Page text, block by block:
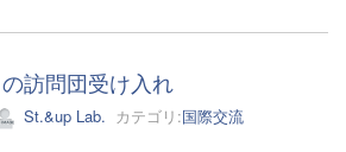
訪問団受け入れ
St.&up Lab. カテゴリ:国際交流